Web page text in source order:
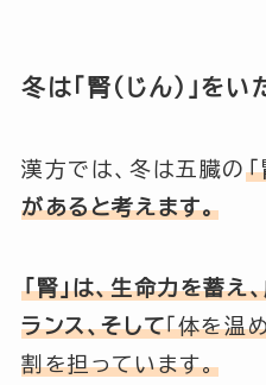
冬は「腎（じん）」を
漢方では、冬は五臓の
があると考えます。
「腎」は、生命力を蓄え
ランス、そして「体を温
割を担っています。